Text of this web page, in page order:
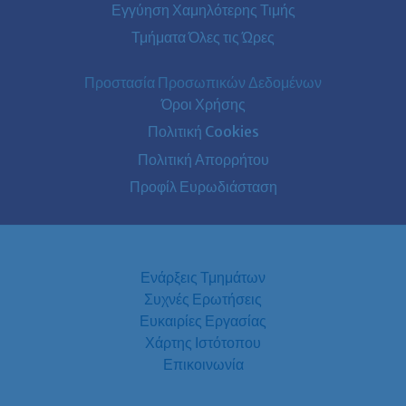
Εγγύηση Χαμηλότερης Τιμής
Τμήματα Όλες τις Ώρες
Προστασία Προσωπικών Δεδομένων
Όροι Χρήσης
Πολιτική Cookies
Πολιτική Απορρήτου
Προφίλ Ευρωδιάσταση
Ενάρξεις Τμημάτων
Συχνές Ερωτήσεις
Ευκαιρίες Εργασίας
Χάρτης Ιστότοπου
Επικοινωνία